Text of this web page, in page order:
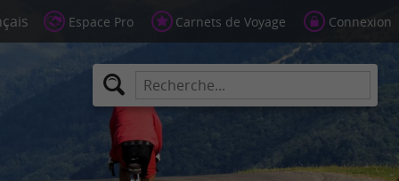
Espace Pro Carnets de Voyage Connexion